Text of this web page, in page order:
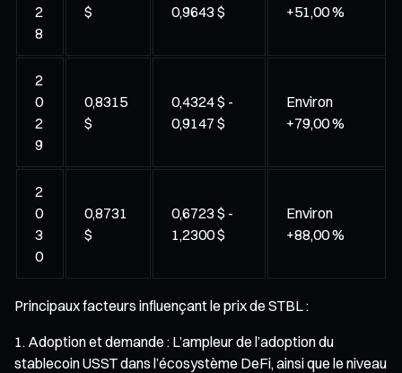
2
8
$
0,9643 $
+51,00 %
2
0
2
9
0,8315
$
0,4324 $ -
0,9147 $
Environ
+79,00 %
2
0
3
0
0,8731
$
0,6723 $ -
1,2300 $
Environ
+88,00 %
Principaux facteurs influençant le prix de STBL :
Adoption et demande : L’ampleur de l’adoption du
stablecoin USST dans l’écosystème DeFi, ainsi que le niveau